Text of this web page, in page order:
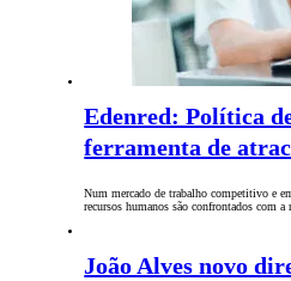
Edenred: Política
ferramenta de
Num mercado de trabalho competitivo e
recursos humanos são confrontados com
João Alves novo